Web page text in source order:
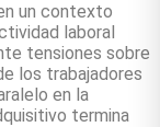
un contexto
laboral
tensiones sobre
los trabajadores
en la
termina